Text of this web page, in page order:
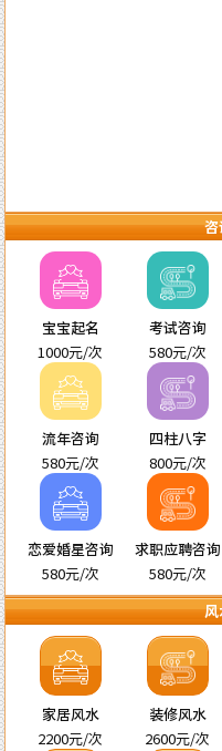
宝宝起名
1000元/次
考试咨询
580元/次
流年咨询
580元/次
四柱八字
800元/次
恋爱婚星咨询
580元/次
求职应聘咨询
580元/次
家居风水
2200元/次
装修风水
2600元/次